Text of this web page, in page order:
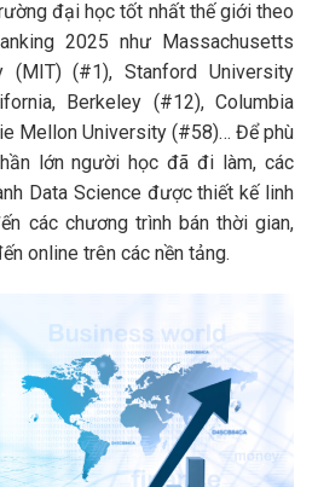
đại học tốt nhất thế giới theo
2025 như Massachusetts
(MIT) (#1), Stanford University
Berkeley (#12), Columbia
Mellon University (#58)… Để phù
lớn người học đã đi làm, các
Data Science được thiết kế linh
các chương trình bán thời gian,
online trên các nền tảng.